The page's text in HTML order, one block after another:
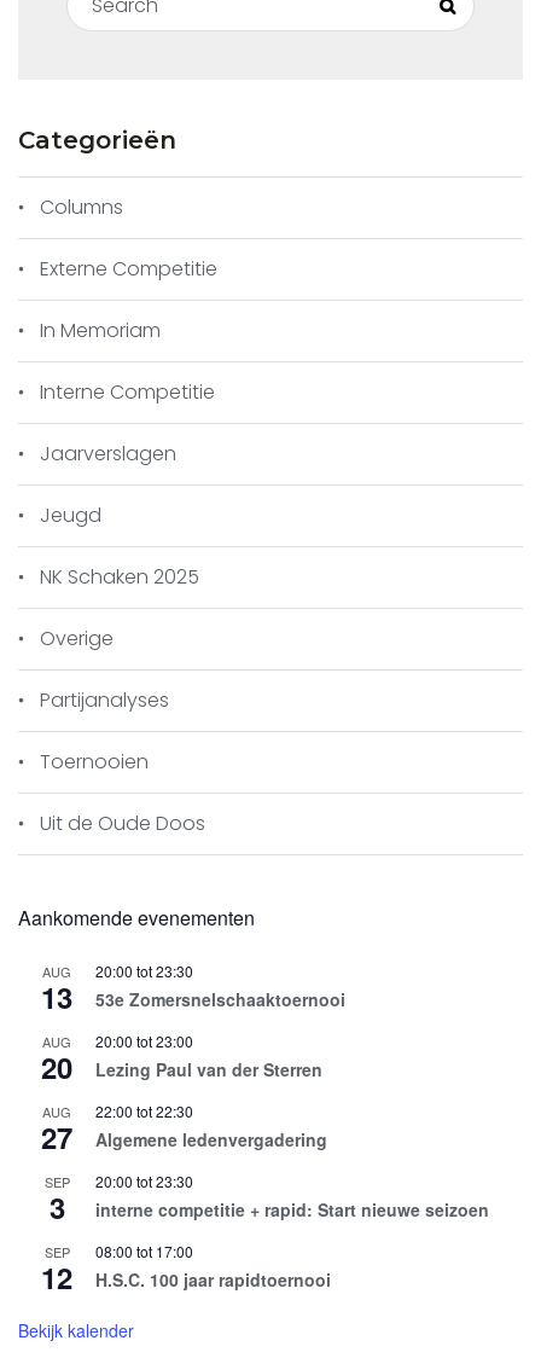
Search
Categorieën
Columns
Externe Competitie
In Memoriam
Interne Competitie
Jaarverslagen
Jeugd
NK Schaken 2025
Overige
Partijanalyses
Toernooien
Uit de Oude Doos
Aankomende evenementen
AUG
13
20:00 tot23:30
53e Zomersnelschaaktoernooi
AUG
20
20:00 tot23:00
Lezing Paul van der Sterren
AUG
27
22:00 tot22:30
Algemene ledenvergadering
SEP
3
20:00 tot23:30
interne competitie + rapid: Start nieuwe seizoen
SEP
12
08:00 tot 17:00
H.S.C. 100 jaar rapidtoernooi
Bekijk kalender